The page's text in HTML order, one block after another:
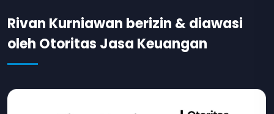
Rivan Kurniawan berizin & diawasi
oleh Otoritas Jasa Keuangan